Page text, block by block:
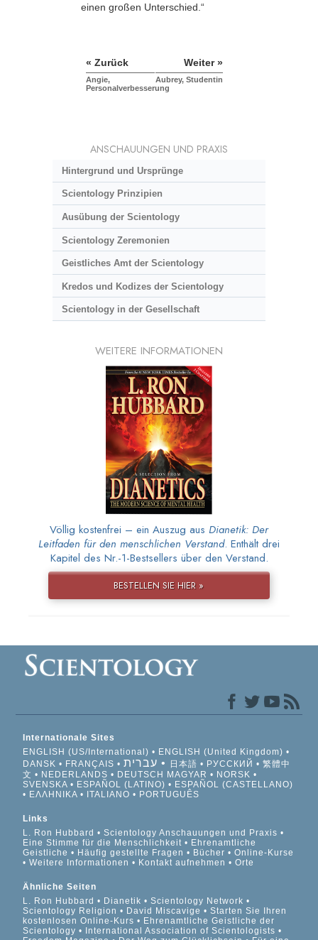
einen großen Unterschied.“
« Zurück
Angie,
Personalverbesserung
Weiter »
Aubrey, Studentin
ANSCHAUUNGEN UND PRAXIS
Hintergrund und Ursprünge
Scientology Prinzipien
Ausübung der Scientology
Scientology Zeremonien
Geistliches Amt der Scientology
Kredos und Kodizes der Scientology
Scientology in der Gesellschaft
WEITERE INFORMATIONEN
Völlig kostenfrei – ein Auszug aus Dianetik: Der
Leitfaden für den menschlichen Verstand. Enthält drei
Kapitel des Nr.-1-Bestsellers über den Verstand.
BESTELLEN SIE HIER »
Internationale Sites
ENGLISH (US/International)
ENGLISH (United Kingdom)
DANSK
FRANÇAIS עברית 日本語 РУССКИЙ
繁體中
文
NEDERLANDS DEUTSCH MAGYAR
NORSK
SVENSKA
ESPAÑOL (LATINO)
ESPAÑOL (CASTELLANO)
ΕΛΛΗΝΙΚA
ITALIANO PORTUGUÊS
Links
L. Ron Hubbard
Scientology Anschauungen und Praxis
Eine Stimme für die Menschlichkeit
Ehrenamtliche
Geistliche
Häufig gestellte Fragen Bücher
Online-Kurse
Weitere Informationen
Kontakt aufnehmen Orte
Ähnliche Seiten
L. Ron Hubbard
Dianetik
Scientology Network
Scientology Religion
David Miscavige
Starten Sie Ihren
kostenlosen Online-Kurs
Ehrenamtliche Geistliche der
Scientology
International Association of Scientologists